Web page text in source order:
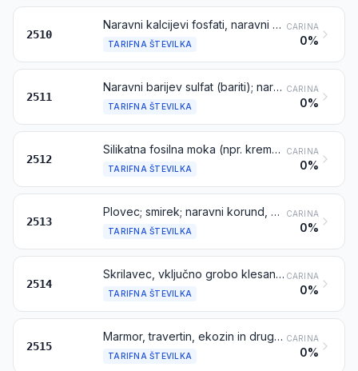
2510
Naravni kalcijevi fosfati, naravni aluminijevi kalcijevi fosfati in fosfatirana kreda
TARIFNA ŠTEVILKA
CARINA
0%
2511
Naravni barijev sulfat (bariti); naravni barijev karbonat (viterit), žgan ali nežgan, razen barijevega oksida iz tarifne številke 2816
TARIFNA ŠTEVILKA
CARINA
0%
2512
Silikatna fosilna moka (npr. kremenka, tripolit, diatomit) in podobne silikatne zemljine, žgane ali nežgane, navidezne relativne gostote 1 ali manjše
TARIFNA ŠTEVILKA
CARINA
0%
2513
Plovec; smirek; naravni korund, naravni granat in druge naravne snovi za brušenje, termično obdelane ali neobdelane
TARIFNA ŠTEVILKA
CARINA
0%
2514
Skrilavec, vključno grobo klesan ali razžagan ali kako drugače razrezan v pravokotne (vključno kvadratne) bloke ali plošče
TARIFNA ŠTEVILKA
CARINA
0%
2515
Marmor, travertin, ekozin in drug apnenčev kamen za spomenike ali gradbeništvo, navidezne relativne gostote 2,5 ali večje, in alabaster, tudi grobo klesani, razžagani ali kako drugače razrezani v pravokotne (vključno kvadratne) bloke ali plošče
TARIFNA ŠTEVILKA
CARINA
0%